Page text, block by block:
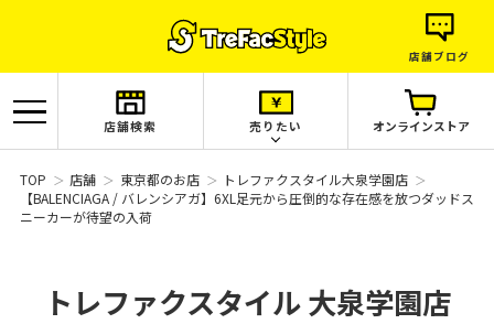
店舗ブログ
店舗検索 売りたい オンラインストア
TOP 店舗 東京都のお店
トレファクスタイル大泉学園店
【BALENCIAGA / バレンシアガ】6XL足元から圧倒的な存在感を放つダッドス
ニーカーが待望の入荷
トレファクスタイル大泉学園店